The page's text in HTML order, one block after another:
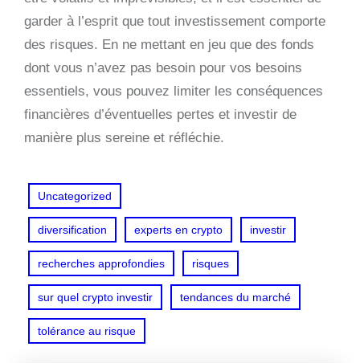
garder à l’esprit que tout investissement comporte
des risques. En ne mettant en jeu que des fonds
dont vous n’avez pas besoin pour vos besoins
essentiels, vous pouvez limiter les conséquences
financières d’éventuelles pertes et investir de
manière plus sereine et réfléchie.
Uncategorized
diversification experts en crypto investir
recherches approfondies risques
sur quel crypto investir tendances du marché
tolérance au risque